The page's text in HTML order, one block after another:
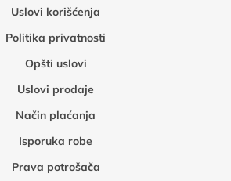
Uslovi korišćenja
Politika privatnosti
Opšti uslovi
Uslovi prodaje
Način plaćanja
Isporuka robe
Prava potrošača